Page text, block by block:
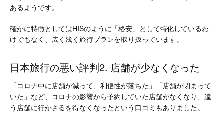
あるようです。
確かに特徴としてはHISのように「格安」として特化しているわ
けでもなく、広く浅く旅行プランを取り扱っています。
日本旅行の悪い評判2. 店舗が少なくなった
「コロナ中に店舗が減って、利便性が落ちた」「店舗が閉まって
いた」など、コロナの影響から予約していた店舗がなくなり、違
う店舗に行かざるを得なくなったという口コミもありました。